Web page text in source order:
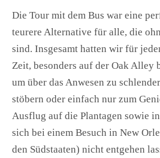
Die Tour mit dem Bus war eine
teurere Alternative für alle, die
sind. Insgesamt hatten wir für
Zeit, besonders auf der Oak Alley
um über das Anwesen zu
stöbern oder einfach nur zum
Ausflug auf die Plantagen sowie
sich bei einem Besuch in New
den Südstaaten) nicht entgehen